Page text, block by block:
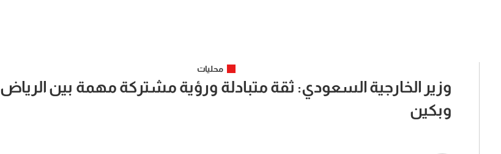
محليات
وزير الخارجية السعودي: ثقة متبادلة ورؤية مشتركة مهمة بين الرياض
وبكين